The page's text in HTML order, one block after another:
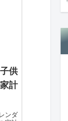
供
計
ンダ